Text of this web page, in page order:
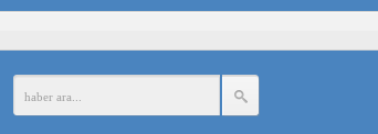
İLE DOĞU TÜRKİSTAN’DA MEŞRULAŞTIRDIĞI ÇKP
YAŞAYAN UYGURLARA KARŞI ÇİN İLE İŞBİRLİĞİ